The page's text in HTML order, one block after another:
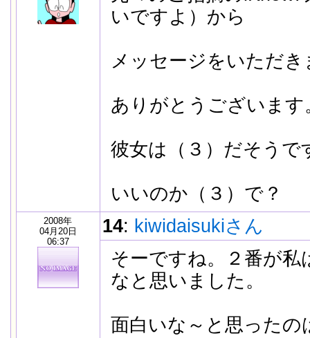
いですよ）から
メッセージをいただき
ありがとうございます
彼女は（３）だそうで
いいのか（３）で？
2008年
04月20日
06:37
14: kiwidaisukiさん
そーですね。２番が
なと思いました。
面白いな～と思ったの